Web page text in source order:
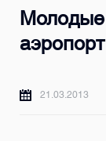
21.03.2013